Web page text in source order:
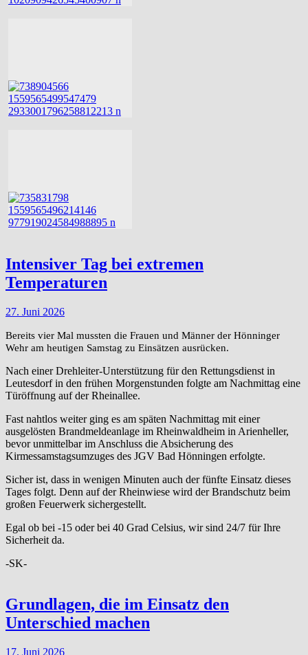
Intensiver Tag bei extremen
Temperaturen
27. Juni 2026
Bereits vier Mal mussten die Frauen und Männer der Hönninger
Wehr am heutigen Samstag zu Einsätzen ausrücken.
Nach einer Drehleiter-Unterstützung für den Rettungsdienst in
Leutesdorf in den frühen Morgenstunden folgte am Nachmittag eine
Türöffnung auf der Rheinallee.
Fast nahtlos weiter ging es am späten Nachmittag mit einer
ausgelösten Brandmeldeanlage im Rheinwaldheim in Arienheller,
bevor unmittelbar im Anschluss die Absicherung des
Kirmessamstagsumzuges des JGV Bad Hönningen erfolgte.
Sicher ist, dass in wenigen Minuten auch der fünfte Einsatz dieses
Tages folgt. Denn auf der Rheinwiese wird der Brandschutz beim
großen Feuerwerk sichergestellt.
Egal ob bei -15 oder bei 40 Grad Celsius, wir sind 24/7 für Ihre
Sicherheit da.
-SK-
Grundlagen, die im Einsatz den
Unterschied machen
17. Juni 2026